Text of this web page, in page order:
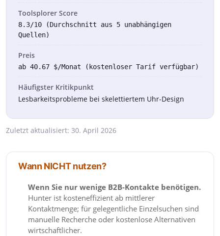
Toolsplorer Score
8.3/10 (Durchschnitt aus 5 unabhängigen
Quellen)
Preis
ab 40.67 $/Monat (kostenloser Tarif verfügbar)
Häufigster Kritikpunkt
Lesbarkeits­probleme bei skelettiertem Uhr-Design
Zuletzt aktualisiert: 30. April 2026
Wann NICHT nutzen?
Wenn Sie nur wenige B2B-Kontakte benötigen.
Hunter ist kosteneffizient ab mittlerer
Kontaktmenge; für gelegentliche Einzelsuchen sind
manuelle Recherche oder kostenlose Alternativen
wirtschaftlicher.